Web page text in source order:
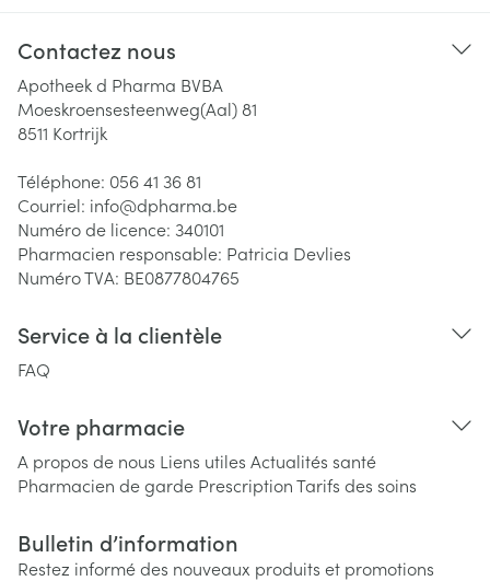
Contactez nous
Apotheek d Pharma BVBA
Moeskroensesteenweg(Aal) 81
8511 Kortrijk
Téléphone: 056 41 36 81
Courriel: info@dpharma.be
Numéro de licence: 340101
Pharmacien responsable: Patricia Devlies
Numéro TVA: BE0877804765
Service à la clientèle
FAQ
Votre pharmacie
A propos de nous Liens utiles Actualités santé
Pharmacien de garde PrescriptionTarifs des soins
Bulletin d’information
Restez informé des nouveaux produits et promotions